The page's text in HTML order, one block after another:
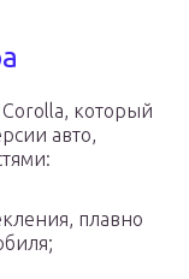
Corolla, который
авто,
плавно